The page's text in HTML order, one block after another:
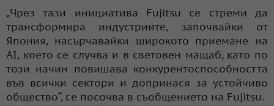
„Чрез тази инициатива Fujitsu се стреми да
трансформира индустриите, започвайки от
Япония, насърчавайки широкото приемане на
AI, което се случва и в световен мащаб, като по
този начин повишава конкурентоспособността
във всички сектори и допринася за устойчиво
общество“, се посочва в съобщението на Fujitsu.